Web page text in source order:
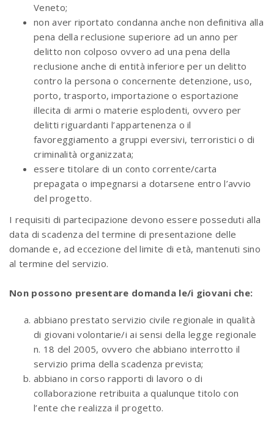
Veneto;
non aver riportato condanna anche non definitiva alla
pena della reclusione superiore ad un anno per
delitto non colposo ovvero ad una pena della
reclusione anche di entità inferiore per un delitto
contro la persona o concernente detenzione, uso,
porto, trasporto, importazione o esportazione
illecita di armi o materie esplodenti, ovvero per
delitti riguardanti l’appartenenza o il
favoreggiamento a gruppi eversivi, terroristici o di
criminalità organizzata;
essere titolare di un conto corrente/carta
prepagata o impegnarsi a dotarsene entro l’avvio
del progetto.
I requisiti di partecipazione devono essere posseduti alla
data di scadenza del termine di presentazione delle
domande e, ad eccezione del limite di età, mantenuti sino
al termine del servizio.
Non possono presentare domanda le/i giovani che:
abbiano prestato servizio civile regionale in qualità
di giovani volontarie/i ai sensi della legge regionale
n. 18 del 2005, ovvero che abbiano interrotto il
servizio prima della scadenza prevista;
abbiano in corso rapporti di lavoro o di
collaborazione retribuita a qualunque titolo con
l’ente che realizza il progetto.